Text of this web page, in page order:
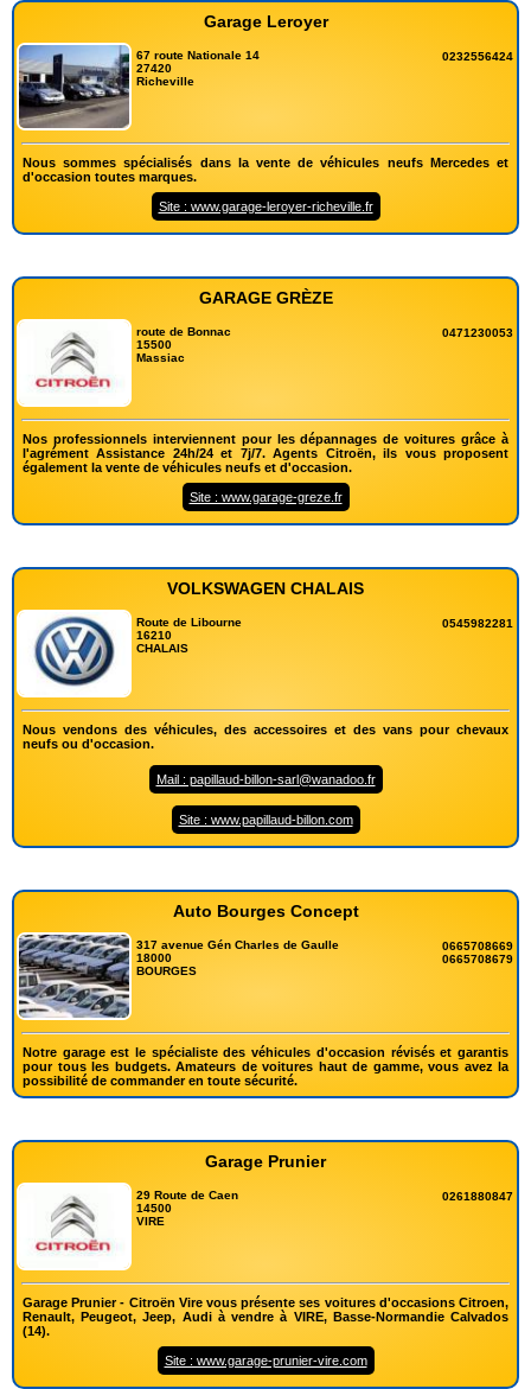
Garage Leroyer
67 route Nationale 14
27420
Richeville
0232556424
Nous sommes spécialisés dans la vente de véhicules neufs Mercedes et
d'occasion toutes marques.
Site : www.garage-leroyer-richeville.fr
GARAGE GRÈZE
route de Bonnac
15500
Massiac
0471230053
Nos professionnels interviennent pour les dépannages de voitures grâce à
l'agrément Assistance 24h/24 et 7j/7. Agents Citroën, ils vous proposent
également la vente de véhicules neufs et d'occasion.
Site : www.garage-greze.fr
VOLKSWAGEN CHALAIS
Route de Libourne
16210
CHALAIS
0545982281
Nous vendons des véhicules, des accessoires et des vans pour chevaux
neufs ou d'occasion.
Mail : papillaud-billon-sarl@wanadoo.fr
Site : www.papillaud-billon.com
Auto Bourges Concept
317 avenue Gén Charles de Gaulle
18000
BOURGES
0665708669
0665708679
Notre garage est le spécialiste des véhicules d'occasion révisés et garantis
pour tous les budgets. Amateurs de voitures haut de gamme, vous avez la
possibilité de commander en toute sécurité.
Garage Prunier
29 Route de Caen
14500
VIRE
0261880847
Garage Prunier - Citroën Vire vous présente ses voitures d'occasions Citroen,
Renault, Peugeot, Jeep, Audi à vendre à VIRE, Basse-Normandie Calvados
(14).
Site : www.garage-prunier-vire.com